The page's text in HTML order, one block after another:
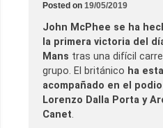
Posted on 19/05/2019
John McPhee se ha
la primera victoria del
Mans tras una difícil
grupo. El británico ha
acompañado en el
Lorenzo Dalla Porta y
Canet.